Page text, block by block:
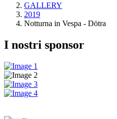
GALLERY
2019
Notturna in Vespa - Dötra
I nostri sponsor